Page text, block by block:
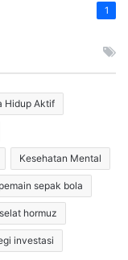
1
Hidup Aktif
Kesehatan Mental
pemain sepak bola
selat hormuz
investasi